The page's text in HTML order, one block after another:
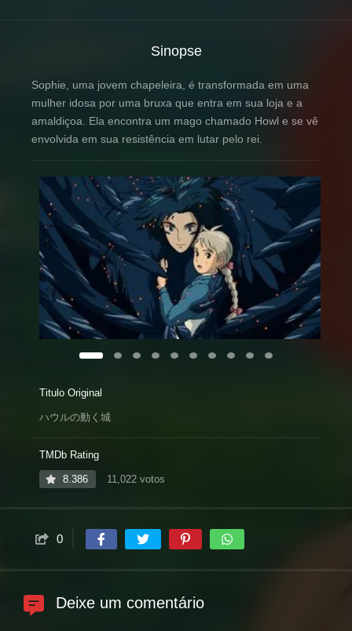
Sinopse
Sophie, uma jovem chapeleira, é transformada em uma
mulher idosa por uma bruxa que entra em sua loja e a
amaldiçoa. Ela encontra um mago chamado Howl e se vê
envolvida em sua resistência em lutar pelo rei.
Titulo Original
ハウルの動く城
TMDb Rating
8.386 11,022 votos
0
Deixe um comentário